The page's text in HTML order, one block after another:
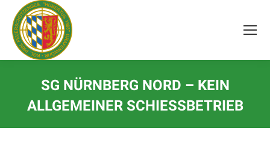
springen
SG NÜRNBERG NORD – KEIN
ALLGEMEINER SCHIESSBETRIEB